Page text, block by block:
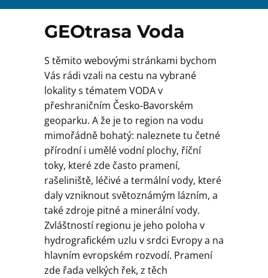
GEOtrasa Voda
S těmito webovými stránkami bychom
Vás rádi vzali na cestu na vybrané
lokality s tématem VODA v
přeshraničním Česko-Bavorském
geoparku. A že je to region na vodu
mimořádně bohatý: naleznete tu četné
přírodní i umělé vodní plochy, říční
toky, které zde často pramení,
rašeliniště, léčivé a termální vody, které
daly vzniknout světoznámým lázním, a
také zdroje pitné a minerální vody.
Zvláštností regionu je jeho poloha v
hydrografickém uzlu v srdci Evropy a na
hlavním evropském rozvodí. Pramení
zde řada velkých řek, z těch